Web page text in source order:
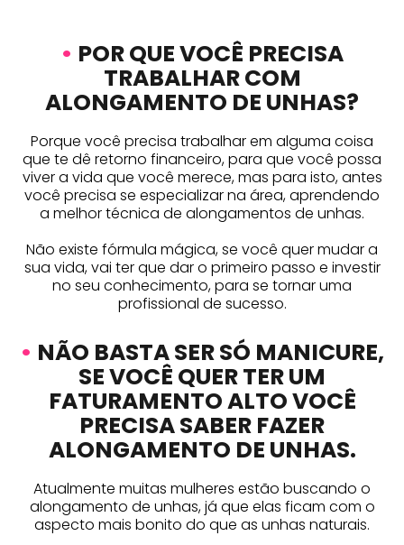
• POR QUE VOCÊ PRECISA
TRABALHAR COM
ALONGAMENTO DE UNHAS?
Porque você precisa trabalhar em alguma coisa
que te dê retorno financeiro, para que você possa
viver a vida que você merece, mas para isto, antes
você precisa se especializar na área, aprendendo
a melhor técnica de alongamentos de unhas.
Não existe fórmula mágica, se você quer mudar a
sua vida, vai ter que dar o primeiro passo e investir
no seu conhecimento, para se tornar uma
profissional de sucesso.
• NÃO BASTA SER SÓ MANICURE,
SE VOCÊ QUER TER UM
FATURAMENTO ALTO VOCÊ
PRECISA SABER FAZER
ALONGAMENTO DE UNHAS.
Atualmente muitas mulheres estão buscando o
alongamento de unhas, já que elas ficam com o
aspecto mais bonito do que as unhas naturais.